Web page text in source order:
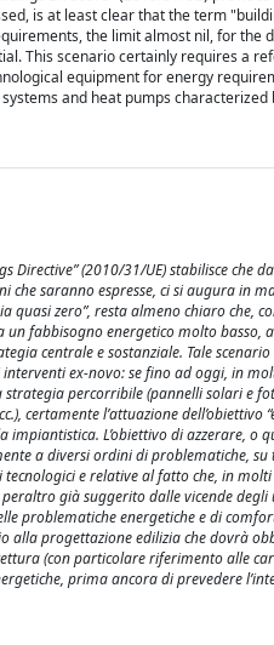
is at least clear that the term
the limit almost nil, for
This scenario certainly requires a
equipment for energy
and heat pumps
Directive” (2010/31/UE) stabilisce
che saranno espresse, ci si augura
zero”, resta almeno chiaro che,
fabbisogno energetico molto
centrale e sostanziale. Tale
ex-novo: se fino ad oggi, in
percorribile (pannelli solari e
certamente l’attuazione dell’obiettivo
L’obiettivo di azzerare, o
a diversi ordini di problematiche,
e relative al fatto che, in
già suggerito dalle vicende degli
problematiche energetiche e di
alla progettazione edilizia che dovrà
(con particolare riferimento alle
prima ancora di prevedere